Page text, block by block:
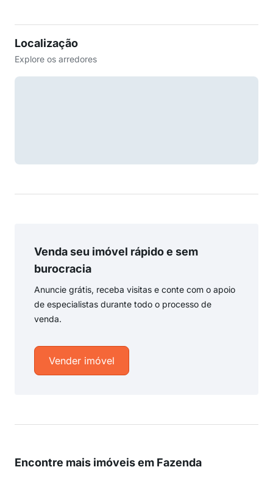
Localização
Explore os arredores
Venda seu imóvel rápido e sem
burocracia
Anuncie grátis, receba visitas e conte com o apoio
de especialistas durante todo o processo de
venda.
Vender imóvel
Encontre mais imóveis em Fazenda